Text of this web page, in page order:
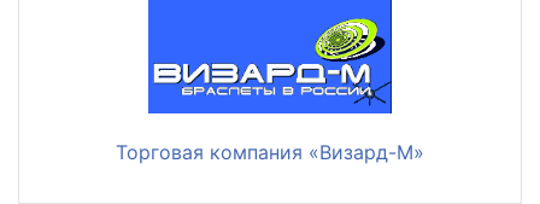
Торговая компания «Визард-М»